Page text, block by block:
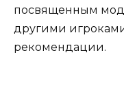
посвященным
другими
рекомендации.